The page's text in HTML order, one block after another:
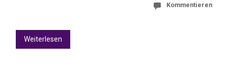
Kommentieren
Weiterlesen